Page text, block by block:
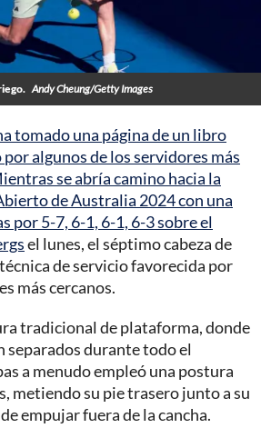
Andy Cheung/Getty Images
tomado una página de un libro
algunos de los servidores más
se abría camino hacia la
de Australia 2024 con una
por 5-7, 6-1, 6-1, 6-3 sobre el
el lunes, el séptimo cabeza de
de servicio favorecida por
más cercanos.
tradicional de plataforma, donde
separados durante todo el
a menudo empleó una postura
metiendo su pie trasero junto a su
empujar fuera de la cancha.